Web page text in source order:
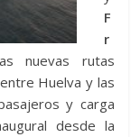
F
r
nuevas rutas
Huelva y las
y carga
desde la